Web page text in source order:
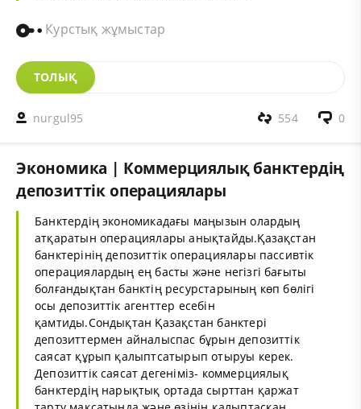
Курстық жұмыстар
ТОЛЫҚ
nurgul95 0
554
Экономика | Коммерциялық банктердің
депозиттік операциялары
Банктердің экономикадағы маңызын олардың
атқаратын операциялары анықтайды.Қазақстан
банктерінің депозиттік операциялары пассивтік
операциялардың ең басты және негізгі бағыты
болғандықтан банктің ресурстарының көп бөлігі
осы депозиттік агенттер есебін
қамтиды.Сондықтан Қазақстан банктері
депозиттермен айналыспас бұрын депозиттік
саясат құрып қалыптсатырып отыруы керек.
Депозиттік саясат дегеніміз- коммерциялық
банктердің нарықтық ортада сырттан қаржат